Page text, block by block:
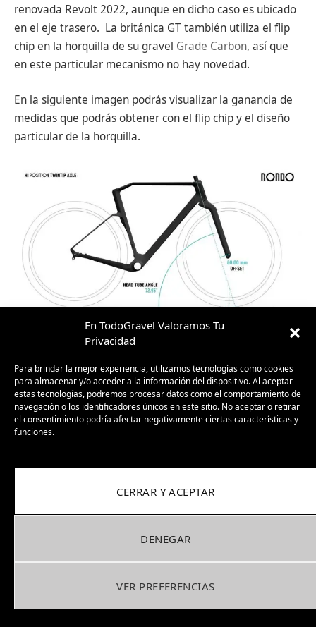
En TodoGravel Valoramos Tu
Privacidad
Para brindar la mejor experiencia, utilizamos tecnologías como cookies
para almacenar y/o acceder a la información del dispositivo. Al aceptar
estas tecnologías, podremos procesar datos como el comportamiento de
navegación o los identificadores únicos en este sitio. No aceptar o retirar
el consentimiento podría afectar negativamente ciertas características y
funciones.
CERRAR Y ACEPTAR
DENEGAR
VER PREFERENCIAS
renovada Revolt 2022, aunque en dicho caso es ubicado
en el eje trasero. La británica GT también utiliza el flip
chip en la horquilla de su gravel Grade Carbon, así que
en este particular mecanismo no hay novedad.
En la siguiente imagen podrás visualizar la ganancia de
medidas que podrás obtener con el flip chip y el diseño
particular de la horquilla.
gracias al flip chip; HI y LO. En LO
es para una posición más